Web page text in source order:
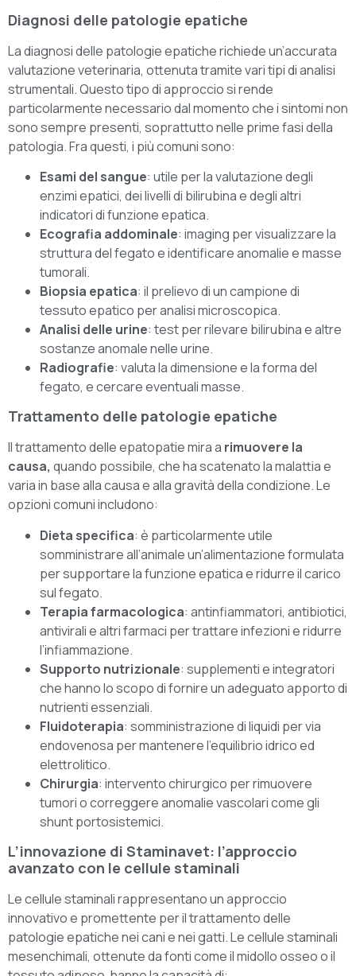
Diagnosi delle patologie epatiche
La diagnosi delle patologie epatiche richiede un’accurata
valutazione veterinaria, ottenuta tramite vari tipi di analisi
strumentali. Questo tipo di approccio si rende
particolarmente necessario dal momento che i sintomi non
sono sempre presenti, soprattutto nelle prime fasi della
patologia. Fra questi, i più comuni sono:
Esami del sangue: utile per la valutazione degli
enzimi epatici, dei livelli di bilirubina e degli altri
indicatori di funzione epatica.
Ecografia addominale: imaging per visualizzare la
struttura del fegato e identificare anomalie e masse
tumorali.
Biopsia epatica: il prelievo di un campione di
tessuto epatico per analisi microscopica.
Analisi delle urine: test per rilevare bilirubina e altre
sostanze anomale nelle urine.
Radiografie: valuta la dimensione e la forma del
fegato, e cercare eventuali masse.
Trattamento delle patologie epatiche
Il trattamento delle epatopatie mira a rimuovere la
causa, quando possibile, che ha scatenato la malattia e
varia in base alla causa e alla gravità della condizione. Le
opzioni comuni includono:
Dieta specifica: è particolarmente utile
somministrare all’animale un’alimentazione formulata
per supportare la funzione epatica e ridurre il carico
sul fegato.
Terapia farmacologica: antinfiammatori, antibiotici,
antivirali e altri farmaci per trattare infezioni e ridurre
l’infiammazione.
Supporto nutrizionale: supplementi e integratori
che hanno lo scopo di fornire un adeguato apporto di
nutrienti essenziali.
Fluidoterapia: somministrazione di liquidi per via
endovenosa per mantenere l’equilibrio idrico ed
elettrolitico.
Chirurgia: intervento chirurgico per rimuovere
tumori o correggere anomalie vascolari come gli
shunt portosistemici.
L’innovazione di Staminavet: l’approccio
avanzato con le cellule staminali
Le cellule staminali rappresentano un approccio
innovativo e promettente per il trattamento delle
patologie epatiche nei cani e nei gatti. Le cellule staminali
mesenchimali, ottenute da fonti come il midollo osseo o il